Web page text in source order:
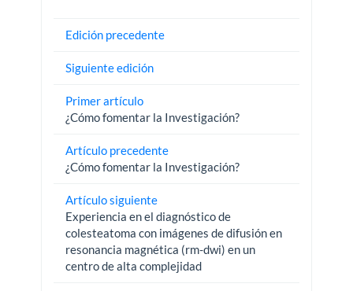
Edición precedente
Siguiente edición
Primer artículo
¿Cómo fomentar la Investigación?
Artículo precedente
¿Cómo fomentar la Investigación?
Artículo siguiente
Experiencia en el diagnóstico de
colesteatoma con imágenes de difusión en
resonancia magnética (rm-dwi) en un
centro de alta complejidad